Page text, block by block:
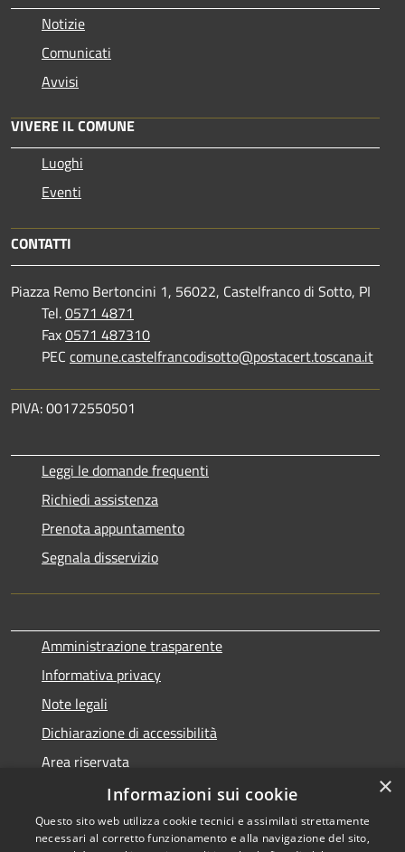
Notizie
Comunicati
Avvisi
VIVERE IL COMUNE
Luoghi
Eventi
CONTATTI
Piazza Remo Bertoncini 1, 56022, Castelfranco di Sotto, PI
Tel.0571 4871
Fax0571 487310
PEC comune.castelfrancodisotto@postacert.toscana.it
PIVA: 00172550501
Leggi le domande frequenti
Richiedi assistenza
Prenota appuntamento
Segnala disservizio
Amministrazione trasparente
Informativa privacy
Note legali
Dichiarazione di accessibilità
Area riservata
Piano di Miglioramento dei Servizi
×
Informazioni sui cookie
Questo sito web utilizza cookie tecnici e assimilati strettamente
necessari al corretto funzionamento e alla navigazione del sito,